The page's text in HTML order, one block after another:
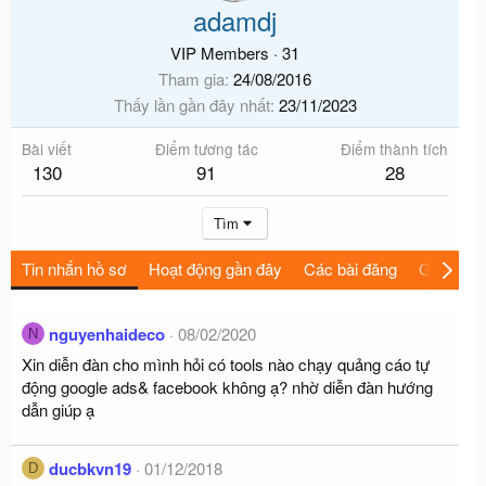
adamdj
VIP Members · 31
Tham gia 24/08/2016
Thấy lần gần đây nhất 23/11/2023
Bài viết
130
Điểm tương tác
91
Điểm thành tích
28
Tìm
Tin nhắn hồ sơ Hoạt động gần đây Các bài đăng Giới thiệu
N nguyenhaideco 08/02/2020
Xin diễn đàn cho mình hỏi có tools nào chạy quảng cáo tự
động google ads& facebook không ạ? nhờ diễn đàn hướng
dẫn giúp ạ
D ducbkvn19 01/12/2018